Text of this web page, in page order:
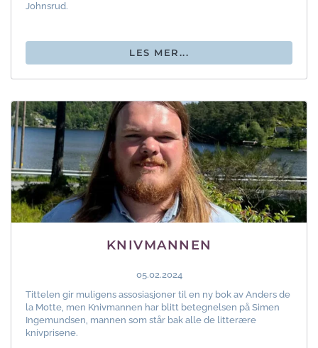
Johnsrud.
LES MER...
KNIVMANNEN
05.02.2024
Tittelen gir muligens assosiasjoner til en ny bok av Anders de
la Motte, men Knivmannen har blitt betegnelsen på Simen
Ingemundsen, mannen som står bak alle de litterære
knivprisene.